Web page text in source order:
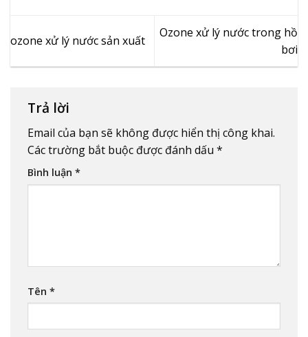
ozone xử lý nước sản xuất
Ozone xử lý nước trong hồ
bơi
Trả lời
Email của bạn sẽ không được hiển thị công khai.
Các trường bắt buộc được đánh dấu *
Bình luận *
Tên *